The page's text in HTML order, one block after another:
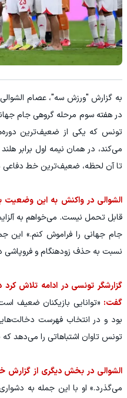
به گزارش "ورزش سه"، عصام
در هفته سوم مرحله گروهی جام
تونس که یکی از ضعیف‌ترین
تا آن لحظه، ضعیف‌ترین خط دفاعی
الشوالی در واکنش به این وضعیت
قابل تحمل نیست. می‌خواهم به
جام جهانی را فراموش کنم.» این
نسبت به حذف زودهنگام و فروپاشی
گزارشگر تونسی در ادامه تلاش
گفت: «توانایی بازیکنان ضعیف
بود و در انتخاب فهرست
تونس تاوان اشتباهاتی را می‌دهد
الشوالی در بخش دیگری از گزارش
می‌گذرد.» او با این جمله به